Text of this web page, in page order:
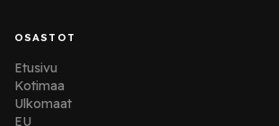
OSASTOT
Etusivu
Kotimaa
Ulkomaat
EU